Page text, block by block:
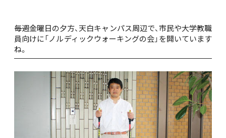
――毎週金曜日の夕方、天白キャンパス周辺で、市民や大学教職
員向けに「ノルディックウォーキングの会」を開いています
ね。